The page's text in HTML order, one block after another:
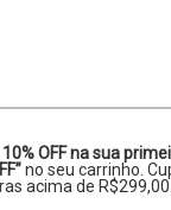
OFF na sua
no seu carrinho.
acima de R$299,00.